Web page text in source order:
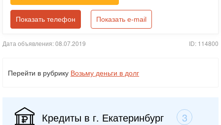
Показать телефон Показать e-mail
Дата объявления: 08.07.2019 ID: 114800
Перейти в рубрику Возьму деньги в долг
Кредиты в г. Екатеринбург 3